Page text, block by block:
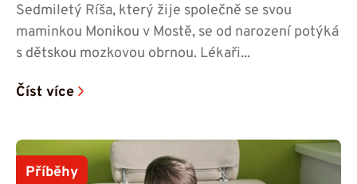
Sedmiletý Ríša, který žije společně se svou
maminkou Monikou v Mostě, se od narození potýká
s dětskou mozkovou obrnou. Lékaři...
Číst více
Příběhy